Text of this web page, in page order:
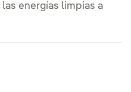
energías limpias a